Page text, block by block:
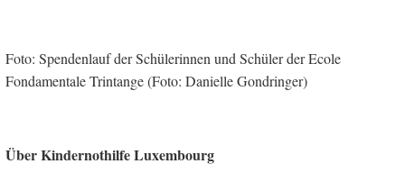
Foto: Spendenlauf der Schülerinnen und Schüler der Ecole
Fondamentale Trintange (Foto: Danielle Gondringer)
Über Kindernothilfe Luxembourg